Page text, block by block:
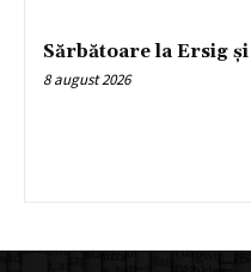
Sărbătoare la Ersig
8 august 2026